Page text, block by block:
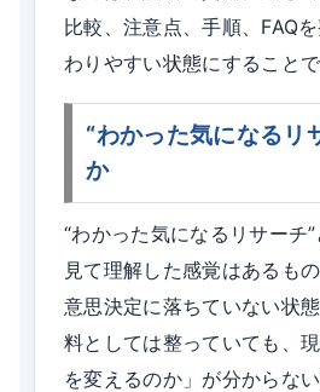
比較、注意点、手順、FAQ
わりやすい状態にすることで
“わかった気になるリ
か
“わかった気になるリサーチ
見て理解した感覚はあるも
意思決定に落ちていない状
料としては整っていても、
を変えるのか」が分からない